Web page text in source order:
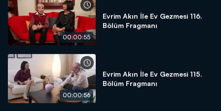
00:00:55
Evrim Akın İle Ev Gezmesi 116.
Bölüm Fragmanı
00:00:56
Evrim Akın İle Ev Gezmesi 115.
Bölüm Fragmanı